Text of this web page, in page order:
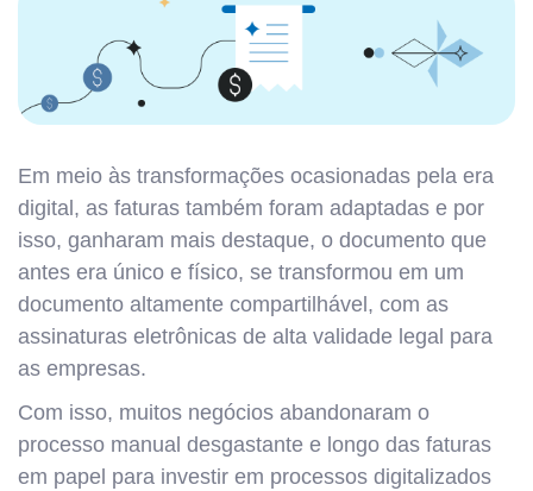
Em meio às transformações ocasionadas pela era
digital, as faturas também foram adaptadas e por
isso, ganharam mais destaque, o documento que
antes era único e físico, se transformou em um
documento altamente compartilhável, com as
assinaturas eletrônicas de alta validade legal para
as empresas.
Com isso, muitos negócios abandonaram o
processo manual desgastante e longo das faturas
em papel para investir em processos digitalizados